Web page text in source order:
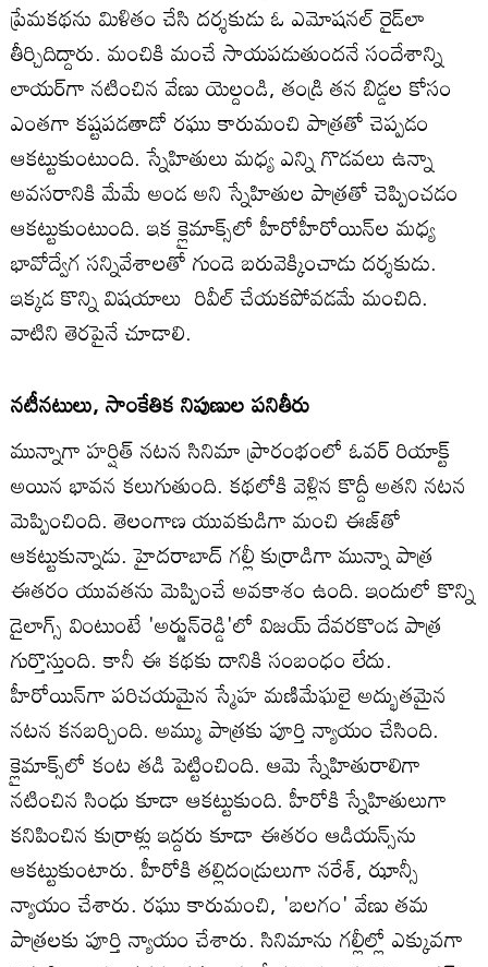
ప్రేమకథను మిళితం చేసి దర్శకుడు ఓ ఎమోషనల్‌ రైడ్‌లా
తీర్చిదిద్దారు. మంచికి మంచే సాయపడుతుందనే సందేశాన్ని
లాయర్‌గా నటించిన వేణు యెల్దండి, తండ్రి తన బిడ్డల కోసం
ఎంతగా కష్టపడతాడో రఘు కారుమంచి పాత్రతో చెప్పడం
ఆకట్టుకుంటుంది. స్నేహితులు మధ్య ఎన్ని గొడవలు ఉన్నా
అవసరానికి మేమే అండ అని స్నేహితుల పాత్రతో చెప్పించడం
ఆకట్టుకుంటుంది. ఇక క్లైమాక్స్‌లో హీరోహీరోయిన్‌ల మధ్య
భావోద్వేగ సన్నివేశాలతో గుండె బరువెక్కించాడు దర్శకుడు.
ఇక్కడ కొన్ని విషయాలు రివీల్‌ చేయకపోవడమే మంచిది.
వాటిని తెరపైనే చూడాలి.
నటీనటులు, సాంకేతిక నిపుణుల పనితీరు
మున్నాగా హర్షిత్‌ నటన సినిమా ప్రారంభంలో ఓవర్‌ రియాక్ట్‌
అయిన భావన కలుగుతుంది. కథలోకి వెళ్లిన కొద్దీ అతని నటన
మెప్పించింది. తెలంగాణ యువకుడిగా మంచి ఈజ్‌తో
ఆకట్టుకున్నాడు. హైదరాబాద్ గల్లీ కుర్రాడిగా మున్నా పాత్ర
ఈతరం యువతను మెప్పించే అవకాశం ఉంది. ఇందులో కొన్ని
డైలాగ్స్‌ వింటుంటే 'అర్జున్‌రెడ్డి'లో విజయ్‌ దేవరకొండ పాత్ర
గుర్తొస్తుంది. కానీ ఈ కథకు దానికి సంబంధం లేదు.
హీరోయిన్‌గా పరిచయమైన స్మేహ మణిమేఘలై అద్భుతమైన
నటన కనబర్చింది. అమ్ము పాత్రకు పూర్తి న్యాయం చేసింది.
క్లైమాక్స్‌లో కంట తడి పెట్టించింది. ఆమె స్నేహితురాలిగా
నటించిన సింధు కూడా ఆకట్టుకుంది. హీరోకి స్నేహితులుగా
కనిపించిన కుర్రాళ్లు ఇద్దరు కూడా ఈతరం ఆడియన్స్‌ను
ఆకట్టుకుంటారు. హీరోకి తల్లిదండ్రులుగా నరేశ్‌, ఝాన్సీ
న్యాయం చేశారు. రఘు కారుమంచి, 'బలగం' వేణు తమ
పాత్రలకు పూర్తి న్యాయం చేశారు. సినిమాను గల్లీల్లో ఎక్కువగా